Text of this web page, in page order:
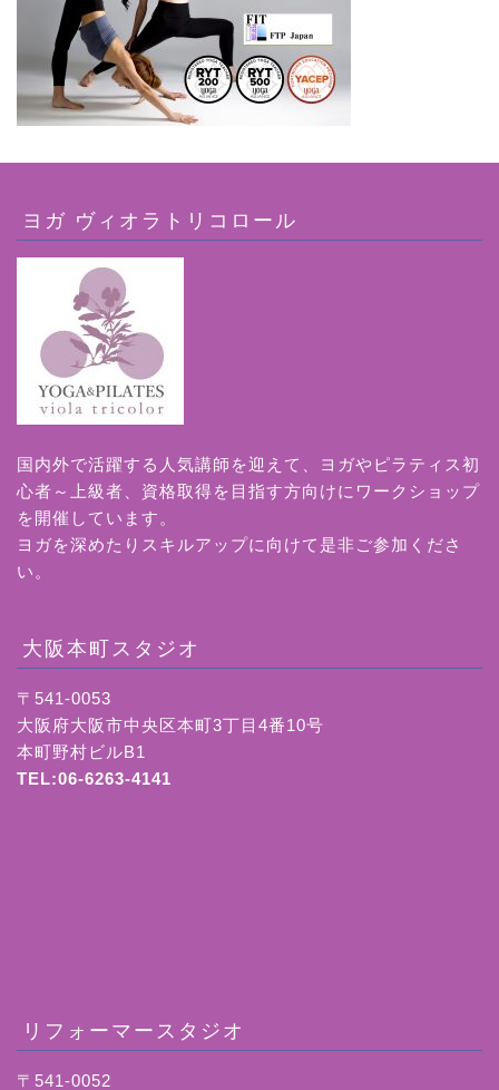
ヨガ ヴィオラトリコロール
国内外で活躍する人気講師を迎えて、ヨガやピラティス初
心者～上級者、資格取得を目指す方向けにワークショップ
を開催しています。
ヨガを深めたりスキルアップに向けて是非ご参加くださ
い。
大阪本町スタジオ
〒541-0053
大阪府大阪市中央区本町3丁目4番10号
本町野村ビルB1
TEL:06-6263-4141
リフォーマースタジオ
〒541-0052